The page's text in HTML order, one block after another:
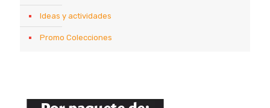
Ideas y actividades
Promo Colecciones